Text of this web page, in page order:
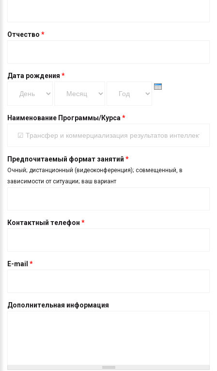
Отчество *
Дата рождения *
Наименование Программы/Курса *
Предпочитаемый формат занятий *
Очный; дистанционный (видеоконференция); совмещенный, в
зависимости от ситуации; ваш вариант
Контактный телефон *
E-mail *
Дополнительная информация